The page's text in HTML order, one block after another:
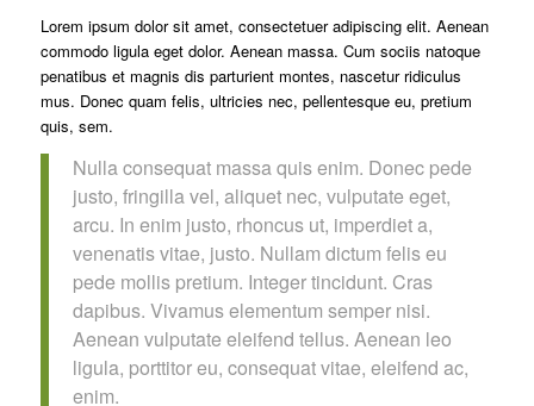
Lorem ipsum dolor sit amet, consectetuer adipiscing elit. Aenean
commodo ligula eget dolor. Aenean massa. Cum sociis natoque
penatibus et magnis dis parturient montes, nascetur ridiculus
mus. Donec quam felis, ultricies nec, pellentesque eu, pretium
quis, sem.
Nulla consequat massa quis enim. Donec pede
justo, fringilla vel, aliquet nec, vulputate eget,
arcu. In enim justo, rhoncus ut, imperdiet a,
venenatis vitae, justo. Nullam dictum felis eu
pede mollis pretium. Integer tincidunt. Cras
dapibus. Vivamus elementum semper nisi.
Aenean vulputate eleifend tellus. Aenean leo
ligula, porttitor eu, consequat vitae, eleifend ac,
enim.